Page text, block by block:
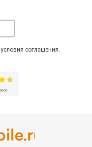
соглашения.